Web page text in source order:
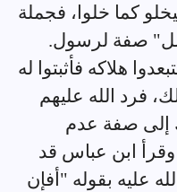
كما خلوا، فجملة
صفة لرسول.
هلاكه فأثبتوا له
فرد الله عليهم
إلى صفة عدم
ابن عباس قد
عليه بقوله "أفإن